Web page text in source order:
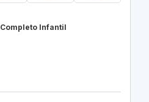
Infantil